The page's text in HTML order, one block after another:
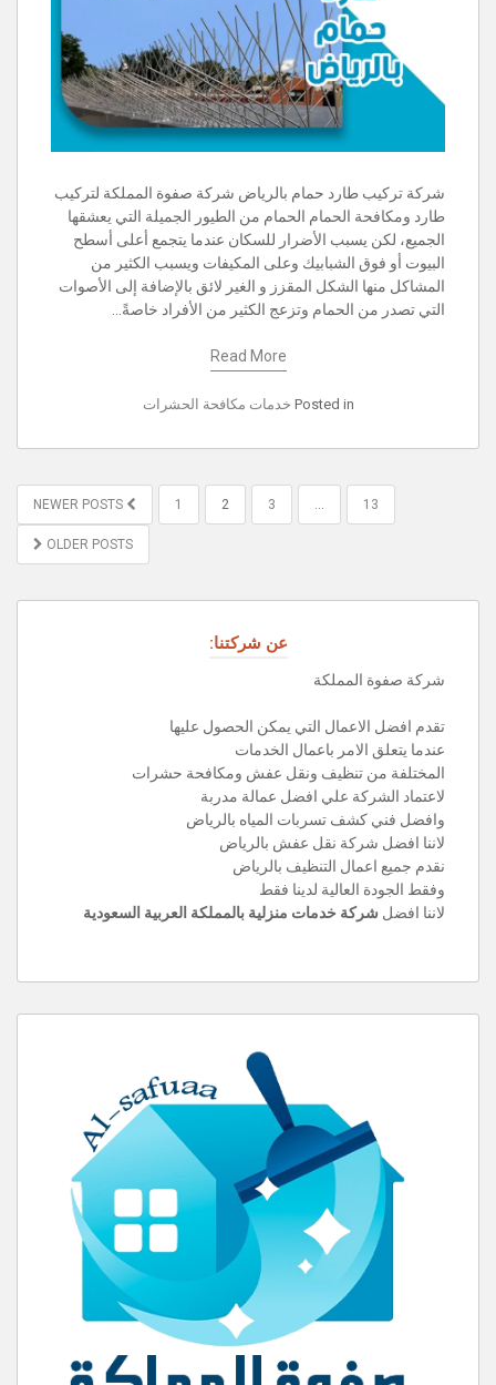
شركة تركيب طارد حمام بالرياض شركة صفوة المملكة لتركيب
طارد ومكافحة الحمام الحمام من الطيور الجميلة التي يعشقها
الجميع، لكن يسبب الأضرار للسكان عندما يتجمع أعلى أسطح
البيوت أو فوق الشبابيك وعلى المكيفات ويسبب الكثير من
المشاكل منها الشكل المقزز و الغير لائق بالإضافة إلى الأصوات
التي تصدر من الحمام وتزعج الكثير من الأفراد خاصةً…
Read More
Posted in خدمات مكافحة الحشرات
POSTS
PAGINATION
1 2 3 … 13
OLDER POSTS
عن شركتنا:
شركة صفوة المملكة
تقدم افضل الاعمال التي يمكن الحصول عليها
عندما يتعلق الامر باعمال الخدمات
المختلفة من تنظيف ونقل عفش ومكافحة حشرات
لاعتماد الشركة علي افضل عمالة مدربة
وافضل فني كشف تسربات المياه بالرياض
لاننا افضل شركة نقل عفش بالرياض
نقدم جميع اعمال التنظيف بالرياض
وفقط الجودة العالية لدينا فقط
لاننا افضل شركة خدمات منزلية بالمملكة العربية السعودية